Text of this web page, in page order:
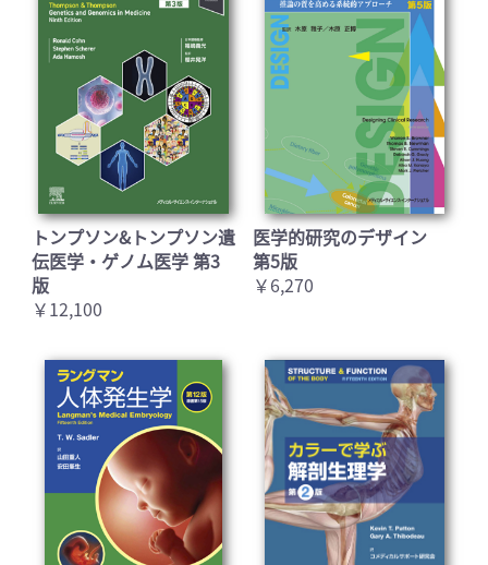
トンプソン&トンプソン遺
伝医学・ゲノム医学 第3
版
￥12,100
医学的研究のデザイン
第5版
￥6,270